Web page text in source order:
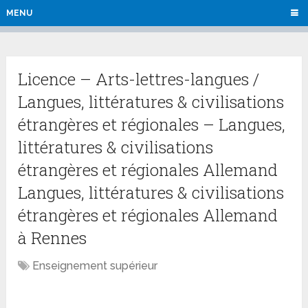
MENU
Licence – Arts-lettres-langues /
Langues, littératures & civilisations
étrangères et régionales – Langues,
littératures & civilisations
étrangères et régionales Allemand
Langues, littératures & civilisations
étrangères et régionales Allemand
à Rennes
Enseignement supérieur